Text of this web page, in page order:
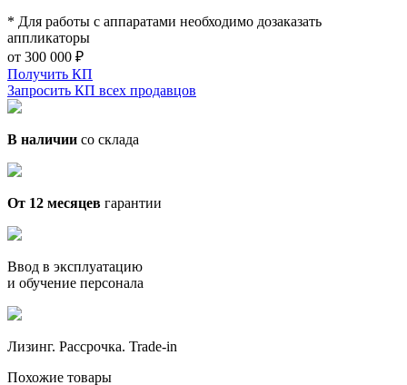
* Для работы с аппаратами необходимо дозаказать
аппликаторы
от 300 000 ₽
Получить КП
Запросить КП всех продавцов
В наличии со склада
От 12 месяцев гарантии
Ввод в эксплуатацию
и обучение персонала
Лизинг. Рассрочка. Trade-in
Похожие товары